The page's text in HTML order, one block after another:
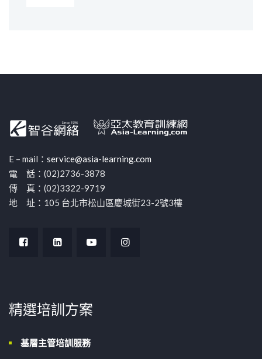
E – mail： service@asia-learning.com
電 話：(02)2736-3878
傳 真：(02)3322-9719
地 址：105 台北市松山區慶城街23-2號3樓
精選培訓方案
基層主管培訓服務